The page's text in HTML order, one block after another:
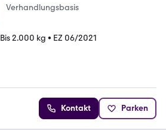
Verhandlungsbasis
Bis 2.000 kg • EZ 06/2021
Kontakt Parken